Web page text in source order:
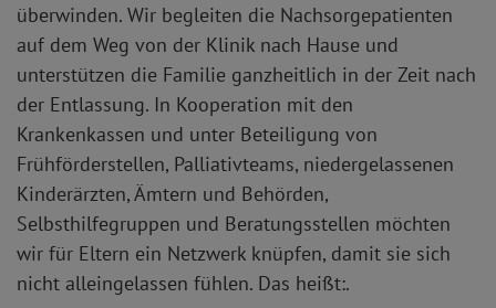
überwinden. Wir begleiten die Nachsorgepatienten
auf dem Weg von der Klinik nach Hause und
unterstützen die Familie ganzheitlich in der Zeit nach
der Entlassung. In Kooperation mit den
Krankenkassen und unter Beteiligung von
Frühförderstellen, Palliativteams, niedergelassenen
Kinderärzten, Ämtern und Behörden,
Selbsthilfegruppen und Beratungsstellen möchten
wir für Eltern ein Netzwerk knüpfen, damit sie sich
nicht alleingelassen fühlen. Das heißt:.